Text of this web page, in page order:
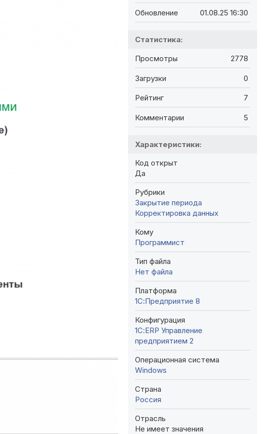
Обновление 01.08.25 16:30
Статистика:
Просмотры 2778
Загрузки 0
Рейтинг 7
Комментарии 5
Характеристики:
Код открыт
Да
Рубрики
Закрытие периода
Корректировка данных
Кому
Программист
Тип файла
Нет файла
Платформа
1С:Предприятие 8
Конфигурация
1С:ERP Управление
предприятием 2
Операционная система
Windows
Страна
Россия
Отрасль
Не имеет значения